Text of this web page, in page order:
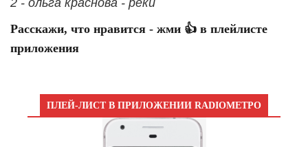
2 - ольга краснова - реки
Расскажи, что нравится - жми 👍 в плейлисте
приложения
ПЛЕЙ-ЛИСТ В ПРИЛОЖЕНИИ RADIOМЕТРО